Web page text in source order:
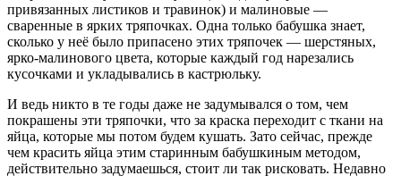
привязанных листиков и травинок) и малиновые —
сваренные в ярких тряпочках. Одна только бабушка знает,
сколько у неё было припасено этих тряпочек — шерстяных,
ярко-малинового цвета, которые каждый год нарезались
кусочками и укладывались в кастрюльку.
И ведь никто в те годы даже не задумывался о том, чем
покрашены эти тряпочки, что за краска переходит с ткани на
яйца, которые мы потом будем кушать. Зато сейчас, прежде
чем красить яйца этим старинным бабушкиным методом,
действительно задумаешься, стоит ли так рисковать. Недавно